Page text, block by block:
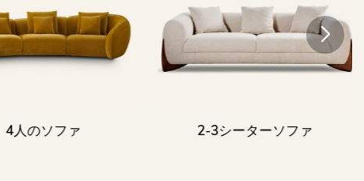
4人のソファ 2-3シーターソファ